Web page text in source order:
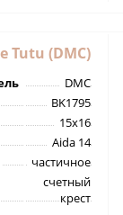
Tutu (DMC)
DMC
BK1795
15х16
Aida 14
частичное
счетный
крест